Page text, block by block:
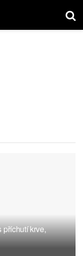
příchutí krve,